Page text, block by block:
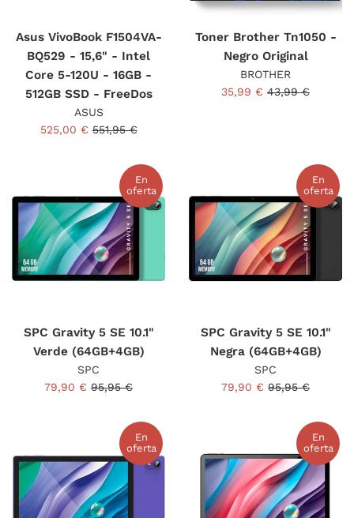
Asus VivoBook F1504VA-
BQ529 - 15,6" - Intel
Core 5-120U - 16GB -
512GB SSD - FreeDos
ASUS
Precio
525,00 €Precio
551,95 €
Toner Brother Tn1050 -
Negro Original
BROTHER
Precio
35,99 € Precio
43,99 €
SPC Gravity 5 SE 10.1"
Verde (64GB+4GB)
SPC
Precio
79,90 € Precio
95,95 €
En
oferta
SPC Gravity 5 SE 10.1"
Negra (64GB+4GB)
SPC
Precio
79,90 € Precio
95,95 €
En
oferta
En
oferta
En
oferta